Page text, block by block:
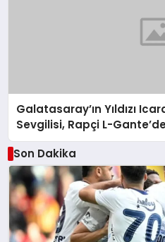
Galatasaray’ın Yıldızı
Sevgilisi, Rapçi L-
Açıklamalar
Son Dakika